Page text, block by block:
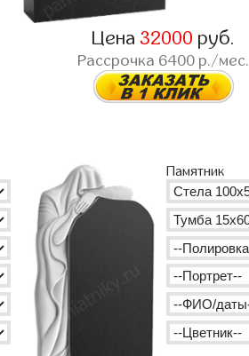
Цена 32000 руб.
Рассрочка 6400 р./мес.
Памятник